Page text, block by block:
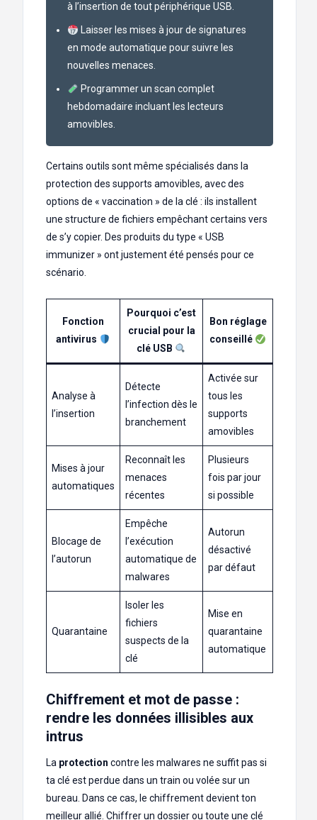
à l’insertion de tout périphérique USB.
Laisser les mises à jour de signatures
en mode automatique pour suivre les
nouvelles menaces.
Programmer un scan complet
hebdomadaire incluant les lecteurs
amovibles.
Certains outils sont même spécialisés dans la
protection des supports amovibles, avec des
options de « vaccination » de la clé : ils installent
une structure de fichiers empêchant certains vers
de s’y copier. Des produits du type « USB
immunizer » ont justement été pensés pour ce
scénario.
Fonction
antivirus
Pourquoi c’est
crucial pour la
clé USB
Bon réglage
conseillé
Analyse à
l’insertion
Détecte
l’infection dès le
branchement
Activée sur
tous les
supports
amovibles
Mises à jour
automatiques
Reconnaît les
menaces
récentes
Plusieurs
fois par jour
si possible
Blocage de
l’autorun
Empêche
l’exécution
automatique de
malwares
Autorun
désactivé
par défaut
Quarantaine
Isoler les
fichiers
suspects de la
clé
Mise en
quarantaine
automatique
Chiffrement et mot de passe :
rendre les données illisibles aux
intrus
La protection contre les malwares ne suffit pas si
ta clé est perdue dans un train ou volée sur un
bureau. Dans ce cas, le chiffrement devient ton
meilleur allié. Chiffrer un dossier ou toute une clé